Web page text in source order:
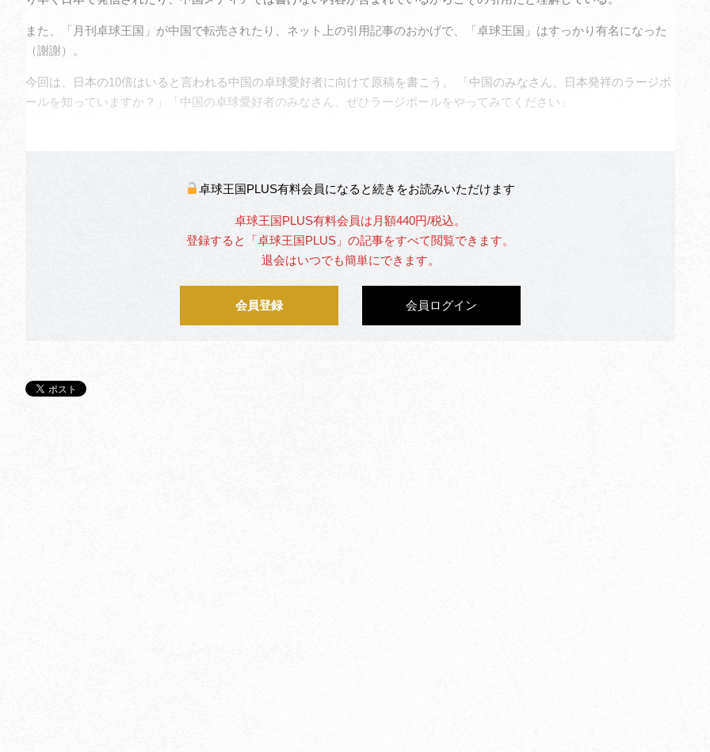
また、「月刊卓球王国」が中国で転売されたり、ネット上の引用記事のおかげで、「卓球王国」はすっかり有名になった
（謝謝）。
今回は、日本の10倍はいると言われる中国の卓球愛好者に向けて原稿を書こう。 「中国のみなさん、日本発祥のラージボ
ールを知っていますか？」「中国の卓球愛好者のみなさん、ぜひラージボールをやってみてください」
卓球王国PLUS有料会員になると続きをお読みいただけます
卓球王国PLUS有料会員は月額440円/税込。
登録すると「卓球王国PLUS」の記事をすべて閲覧できます。
退会はいつでも簡単にできます。
会員登録 会員ログイン